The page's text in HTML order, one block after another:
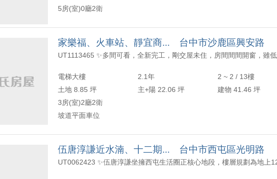
萬 - 坪
5房(室)0廳2衛
家樂福、火車站、靜宜商... 台中市沙鹿區興安路
電梯大樓 2.1年
2 ~ 2 / 13樓
土地 8.85 坪
主+陽 22.06 坪
建物 41.46 坪
3房(室)2廳2衛
坡道平面車位
伍唐淳謙近水湳、十二期... 台中市西屯區光明路